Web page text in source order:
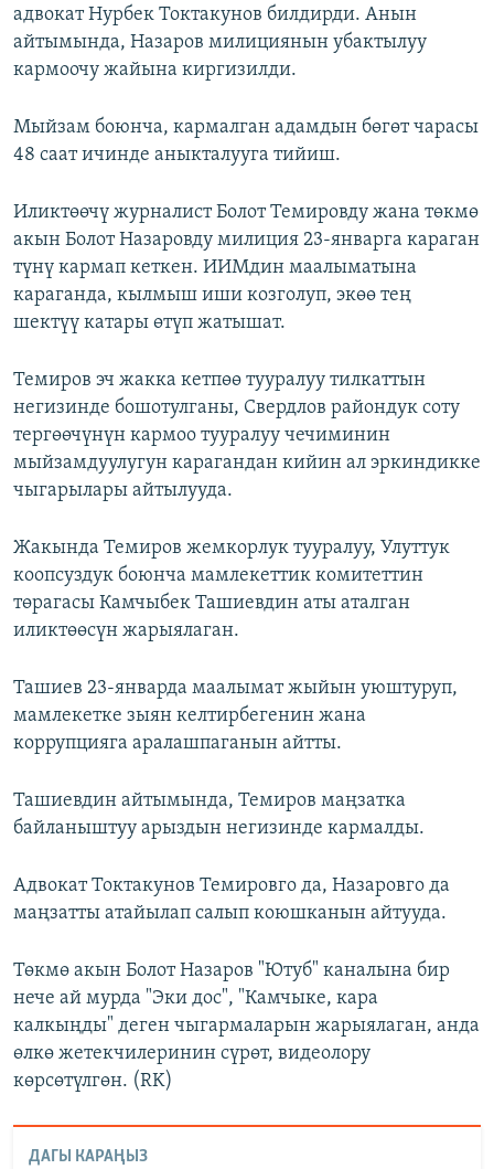
адвокат Нурбек Токтакунов билдирди. Анын
айтымында, Назаров милициянын убактылуу
кармоочу жайына киргизилди.
Мыйзам боюнча, кармалган адамдын бөгөт чарасы
48 саат ичинде аныкталууга тийиш.
Иликтөөчү журналист Болот Темировду жана төкмө
акын Болот Назаровду милиция 23-январга караган
түнү кармап кеткен. ИИМдин маалыматына
караганда, кылмыш иши козголуп, экөө тең
шектүү катары өтүп жатышат.
Темиров эч жакка кетпөө тууралуу тилкаттын
негизинде бошотулганы, Свердлов райондук соту
тергөөчүнүн кармоо тууралуу чечиминин
мыйзамдуулугун карагандан кийин ал эркиндикке
чыгарылары айтылууда.
Жакында Темиров жемкорлук тууралуу, Улуттук
коопсуздук боюнча мамлекеттик комитеттин
төрагасы Камчыбек Ташиевдин аты аталган
иликтөөсүн жарыялаган.
Ташиев 23-январда маалымат жыйын уюштуруп,
мамлекетке зыян келтирбегенин жана
коррупцияга аралашпаганын айтты.
Ташиевдин айтымында, Темиров маңзатка
байланыштуу арыздын негизинде кармалды.
Адвокат Токтакунов Темировго да, Назаровго да
маңзатты атайылап салып коюшканын айтууда.
Төкмө акын Болот Назаров "Ютуб" каналына бир
нече ай мурда "Эки дос", "Камчыке, кара
калкыңды" деген чыгармаларын жарыялаган, анда
өлкө жетекчилеринин сүрөт, видеолору
көрсөтүлгөн. (RK)
ДАГЫ КАРАҢЫЗ